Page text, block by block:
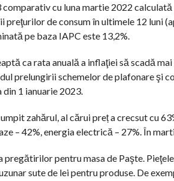
cu luna martie 2022
preţurilor de consum în ultimele 12 luni
pe baza IAPC este 13,2%.
ca rata anuală a inflaţiei să scadă
prelungirii schemelor de plafonare şi
1 ianuarie 2023.
zahărul, al cărui preț a crecsut cu
– 42%, energia electrică – 27%. În
pentru masa de Paşte.
sute de lei pentru produse. De